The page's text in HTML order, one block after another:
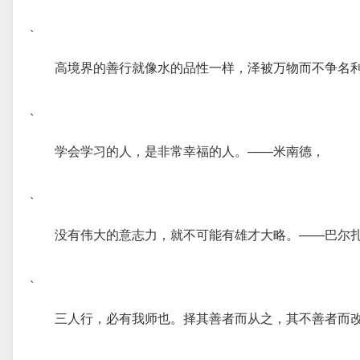
、
高境界的善行就像水的品性一样，泽被万物而不争名利
、
学会学习的人，是非常幸福的人。——米南德，
、
没有伟大的意志力，就不可能有雄才大略。——巴尔
、
三人行，必有我师也。择其善者而从之，其不善者而